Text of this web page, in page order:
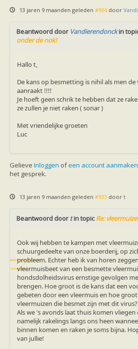
Gebiedsbescherming
Vleermuisprotocol
Knelpunten in
vleermuiskasten kopen/ ophangen
Landelijk
Regionale of provinciale
Jeugd
Internationaal
Ik wil graag mee op
Ecologie en soorten
Hoe vleermuizen leven
Echolocatie
Baardvleermuis
Bechsteins vleermuis
Brandt's vleermuis
Bruine of gewone
Franjestaart
Gewone dwergvleermuis
Grijze grootoorvleermuis
Grote rosse vleermuis
Ingekorven vleermuis
Kleine en grote hoefijzerneus
Laatvlieger
Meervleermuis
Mopsvleermuis
Noordse vleermuis
Gewone grootoorvleermuis
Paul van Hoof
13 jaren 9 maanden geleden #934 door
Beantwoord door Vandierendonckin
onder de nok!
Hallo t,
De kans op besmetting is nihil als men
aanraakt !!!!
Je hoeft geen schrik te hebben dat ze
ze zullen je niet raken ( sonar )
Met vriendelijke groeten
Luc
Gelieve Inloggen ofeen account aanmaken
het gesprek.
13 jaren 9 maanden geleden #933 door t
Beantwoord doortin topicRe:
Ook wij hebben te kampen met
schuurgedeelte van onze boerderij, op
probleem. Echter heb ik van horen
vleermuisbeet van een besmette
hondsdolheidsvirus ernstige gevolgen
brengen. Hoe groot is de kans dat een
gebeten door een vleermuis en hoe
vleermuizen die besmet zijn met dit virus?
Als we 's avonds laat thuis komen vliegen
namelijk rakelings langs ons heen
binnen komen en raken je soms bijna.
van jullie!